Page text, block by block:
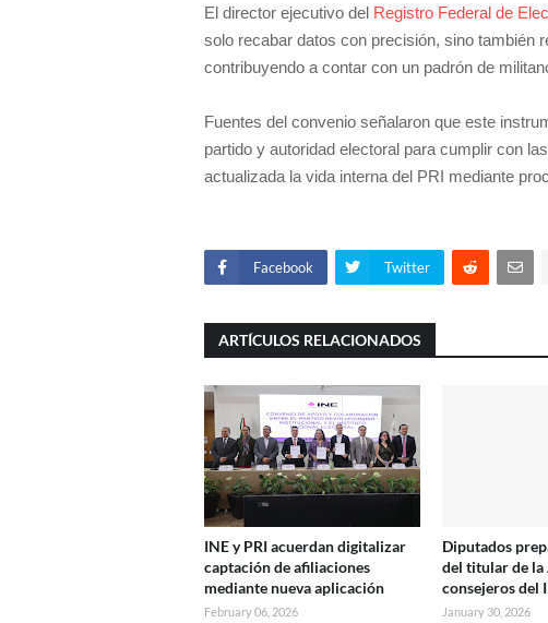
El director ejecutivo del Registro Federal de
solo recabar datos con precisión, sino también
contribuyendo a contar con un padrón de
Fuentes del convenio señalaron que este
partido y autoridad electoral para cumplir con
actualizada la vida interna del PRI mediante
Facebook Twitter
ARTÍCULOS RELACIONADOS
INE y PRI acuerdan digitalizar
captación de afiliaciones
mediante nueva aplicación
February 06, 2026
Diputados
del titular de la
consejeros del
January 30, 2026